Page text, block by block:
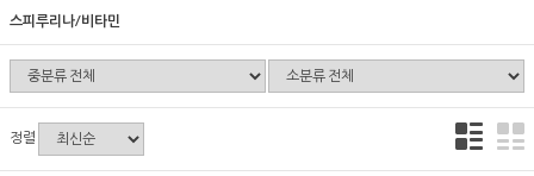
스피루리나/비타민
정렬